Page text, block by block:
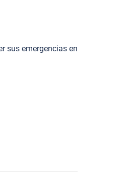
sus emergencias en